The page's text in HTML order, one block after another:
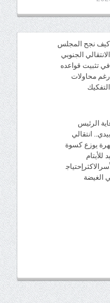
كيف نجح المجلس
الانتقالي الجنوبي
في تثبيت قواعده
رغم محاولات
التفكيك
الرئيس
انتقالي
يوزع كسوة
للأيتام
الغيضة